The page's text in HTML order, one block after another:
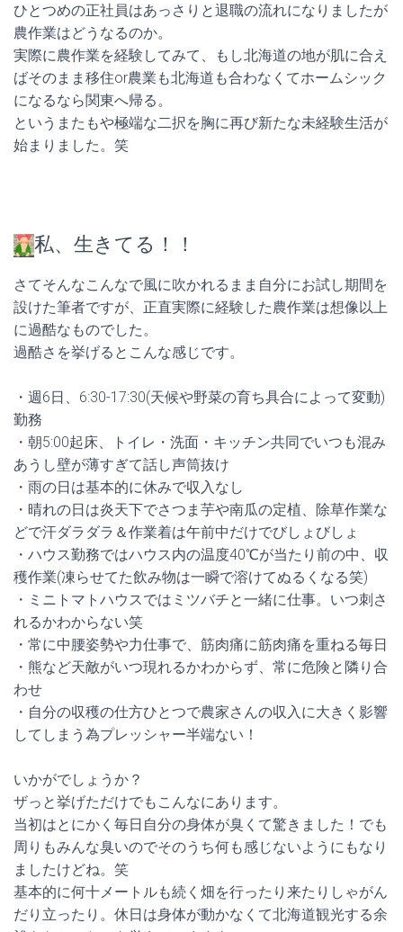
ひとつめの正社員はあっさりと退職の流れになりましたが
農作業はどうなるのか。
実際に農作業を経験してみて、もし北海道の地が肌に合え
ばそのまま移住or農業も北海道も合わなくてホームシック
になるなら関東へ帰る。
というまたもや極端な二択を胸に再び新たな未経験生活が
始まりました。笑
私、生きてる！！
さてそんなこんなで風に吹かれるまま自分にお試し期間を
設けた筆者ですが、正直実際に経験した農作業は想像以上
に過酷なものでした。
過酷さを挙げるとこんな感じです。
・週6日、6:30-17:30(天候や野菜の育ち具合によって変動)
勤務
・朝5:00起床、トイレ・洗面・キッチン共同でいつも混み
あうし壁が薄すぎて話し声筒抜け
・雨の日は基本的に休みで収入なし
・晴れの日は炎天下でさつま芋や南瓜の定植、除草作業な
どで汗ダラダラ＆作業着は午前中だけでびしょびしょ
・ハウス勤務ではハウス内の温度40℃が当たり前の中、収
穫作業(凍らせてた飲み物は一瞬で溶けてぬるくなる笑)
・ミニトマトハウスではミツバチと一緒に仕事。いつ刺さ
れるかわからない笑
・常に中腰姿勢や力仕事で、筋肉痛に筋肉痛を重ねる毎日
・熊など天敵がいつ現れるかわからず、常に危険と隣り合
わせ
・自分の収穫の仕方ひとつで農家さんの収入に大きく影響
してしまう為プレッシャー半端ない！
いかがでしょうか？
ザっと挙げただけでもこんなにあります。
当初はとにかく毎日自分の身体が臭くて驚きました！でも
周りもみんな臭いのでそのうち何も感じないようにもなり
ましたけどね。笑
基本的に何十メートルも続く畑を行ったり来たりしゃがん
だり立ったり。休日は身体が動かなくて北海道観光する余